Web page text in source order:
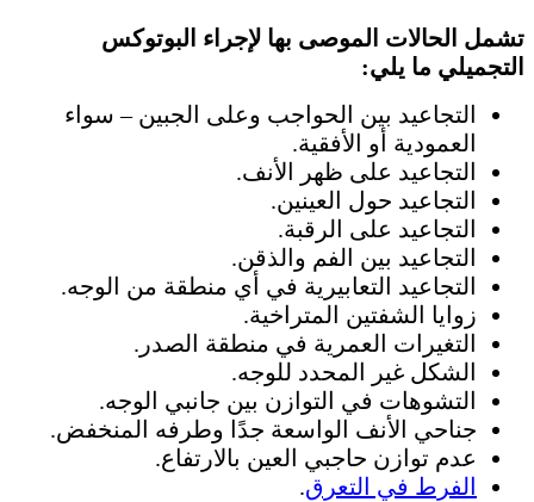
تشمل الحالات الموصى بها لإجراء البوتوكس
التجميلي ما يلي:
التجاعيد بين الحواجب وعلى الجبين – سواء
العمودية أو الأفقية.
التجاعيد على ظهر الأنف.
التجاعيد حول العينين.
التجاعيد على الرقبة.
التجاعيد بين الفم والذقن.
التجاعيد التعابيرية في أي منطقة من الوجه.
زوايا الشفتين المتراخية.
التغيرات العمرية في منطقة الصدر.
الشكل غير المحدد للوجه.
التشوهات في التوازن بين جانبي الوجه.
جناحي الأنف الواسعة جدًا وطرفه المنخفض.
عدم توازن حاجبي العين بالارتفاع.
الفرط في التعرق.